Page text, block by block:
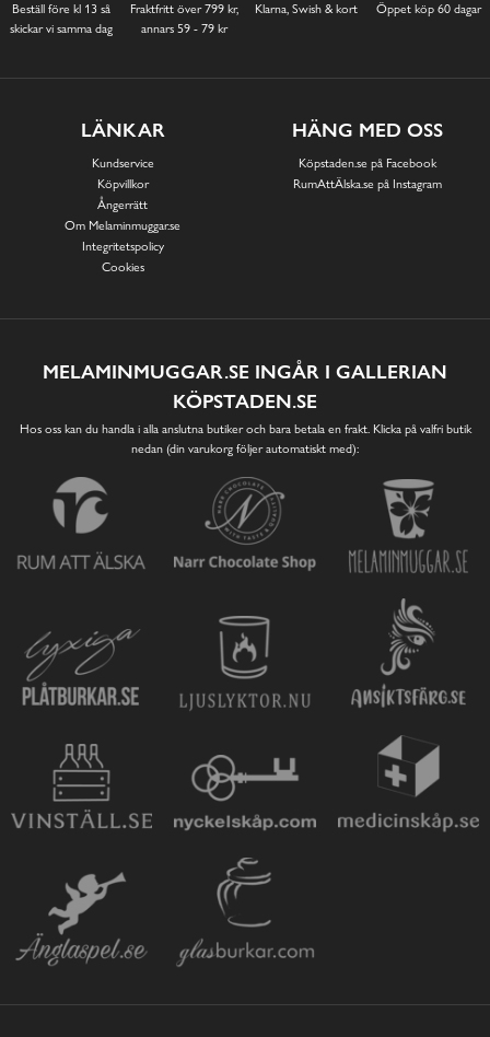
Beställ före kl 13 så
skickar vi samma dag
Fraktfritt över 799 kr,
annars 59 - 79 kr
Klarna, Swish & kort Öppet köp 60 dagar
LÄNKAR
Kundservice
Köpvillkor
Ångerrätt
Om Melaminmuggar.se
Integritetspolicy
Cookies
HÄNG MED OSS
Köpstaden.se på Facebook
RumAttÄlska.se på Instagram
MELAMINMUGGAR.SE INGÅR I GALLERIAN
KÖPSTADEN.SE
Hos oss kan du handla i alla anslutna butiker och bara betala en frakt. Klicka på valfri butik
nedan (din varukorg följer automatiskt med):